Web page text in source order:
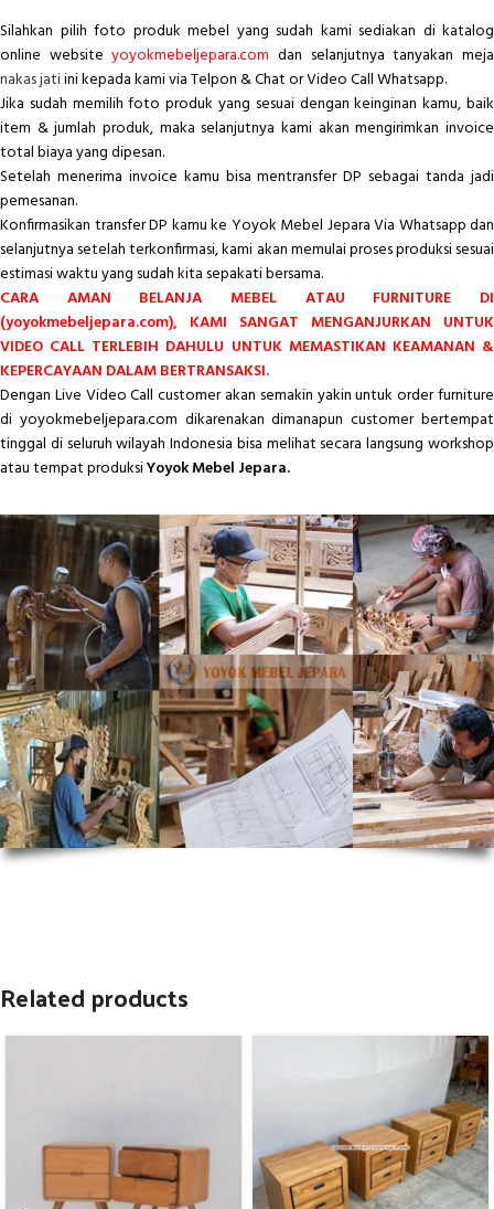
Silahkan pilih foto produk mebel yang sudah kami sediakan di katalog
online websiteyoyokmebeljepara.com dan selanjutnya tanyakan meja
nakas jatiini kepada kami via Telpon & Chat or Video Call Whatsapp.
Jika sudah memilih foto produk yang sesuai dengan keinginan kamu, baik
item & jumlah produk, maka selanjutnya kami akan mengirimkan invoice
total biaya yang dipesan.
Setelah menerima invoice kamu bisa mentransfer DP sebagai tanda jadi
pemesanan.
Konfirmasikan transfer DP kamu ke Yoyok Mebel Jepara Via Whatsapp dan
selanjutnya setelah terkonfirmasi, kami akan memulai proses produksi sesuai
estimasi waktu yang sudah kita sepakati bersama.
CARA AMAN BELANJA MEBEL ATAU FURNITURE DI
(yoyokmebeljepara.com), KAMI SANGAT MENGANJURKAN UNTUK
VIDEO CALL TERLEBIH DAHULU UNTUK MEMASTIKAN KEAMANAN &
KEPERCAYAAN DALAM BERTRANSAKSI.
Dengan Live Video Call customer akan semakin yakin untuk order furniture
di yoyokmebeljepara.com dikarenakan dimanapun customer bertempat
tinggal di seluruh wilayah Indonesia bisa melihat secara langsung workshop
atau tempat produksiYoyok Mebel Jepara.
Related products